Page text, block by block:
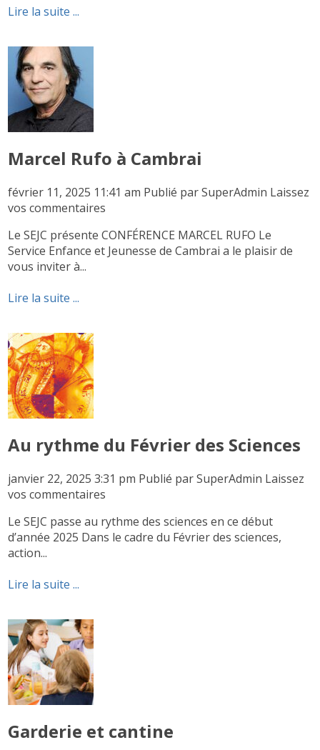
Lire la suite ...
Marcel Rufo à Cambrai
février 11, 2025 11:41 am Publié parSuperAdmin Laissez
vos commentaires
Le SEJC présente CONFÉRENCE MARCEL RUFO Le
Service Enfance et Jeunesse de Cambrai a le plaisir de
vous inviter à...
Lire la suite ...
Au rythme du Février des Sciences
janvier 22, 2025 3:31 pm Publié parSuperAdmin Laissez
vos commentaires
Le SEJC passe au rythme des sciences en ce début
d’année 2025 Dans le cadre du Février des sciences,
action...
Lire la suite ...
Garderie et cantine